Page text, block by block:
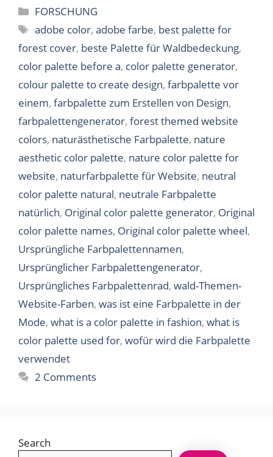
Categories
FORSCHUNG
Tags
adobe color,adobe farbe, best palette for
forest cover, beste Palette für Waldbedeckung,
color palette before a, color palette generator,
colour palette to create design, farbpalette vor
einem, farbpalette zum Erstellen von Design,
farbpalettengenerator, forest themed website
colors, naturästhetische Farbpalette, nature
aesthetic color palette, nature color palette for
website, naturfarbpalette für Website, neutral
color palette natural, neutrale Farbpalette
natürlich, Original color palette generator, Original
color palette names, Original color palette wheel,
Ursprüngliche Farbpalettennamen,
Ursprünglicher Farbpalettengenerator,
Ursprüngliches Farbpalettenrad, wald-Themen-
Website-Farben, was ist eine Farbpalette in der
Mode, what is a color palette in fashion, what is
color palette used for, wofür wird die Farbpalette
verwendet
2 Comments
Search